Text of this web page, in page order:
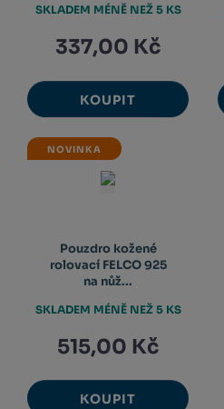
337,00 Kč
KOUPIT
SKLADEM MÉNĚ NEŽ 5 KS
NOVINKA
Pouzdro kožené
rolovací FELCO 925
na nůž...
515,00 Kč
KOUPIT
SKLADEM MÉNĚ NEŽ 5 KS